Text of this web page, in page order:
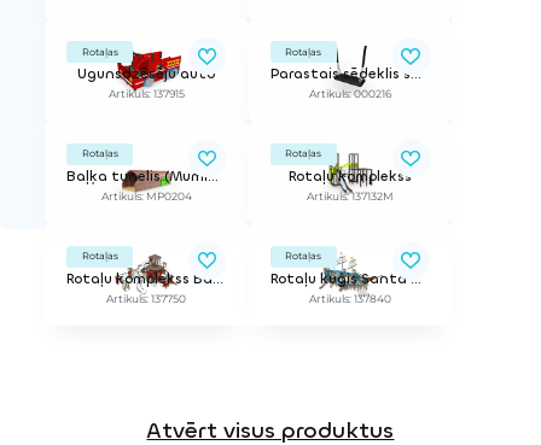
Rotaļas
Ugunsdzēsēju auto
Artikuls: 137915
Rotaļas
Parastais sēdeklis šūpolēm, 160cm ķēdes zemajam rāmim
Artikuls: 000216
Rotaļas
Baļķa tunelis (Mumiņa produktu sērija)
Artikuls: MP0204
Rotaļas
Rotaļu komplekss
Artikuls: 137132M
Rotaļas
Rotaļu komplekss Bāka
Artikuls: 137750
Rotaļas
Rotaļu kuģis Santa Marija
Artikuls: 137840
Atvērt visus produktus